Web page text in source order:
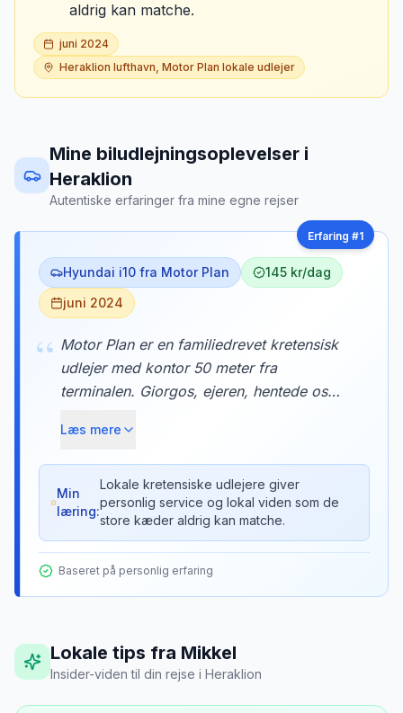
aldrig kan matche.
juni 2024
Heraklion lufthavn, Motor Plan lokale udlejer
Mine biludlejningsoplevelser i
Heraklion
Autentiske erfaringer fra mine egne rejser
Erfaring #1
Hyundai i10 fra Motor Plan
145 kr/dag
juni 2024
“ Motor Plan er en familiedrevet kretensisk
udlejer med kontor 50 meter fra
terminalen. Giorgos, ejeren, hentede os
forklare de bedste ruter til Rethymno. Han
gav os endda et kort med hans personlige
favoritstrande markeret. Service man aldrig
får hos de store kæder.
Læs mere
Min
læring:
Lokale kretensiske udlejere giver
personlig service og lokal viden som de
store kæder aldrig kan matche.
Baseret på personlig erfaring
Lokale tips fra Mikkel
Insider-viden til din rejse i Heraklion